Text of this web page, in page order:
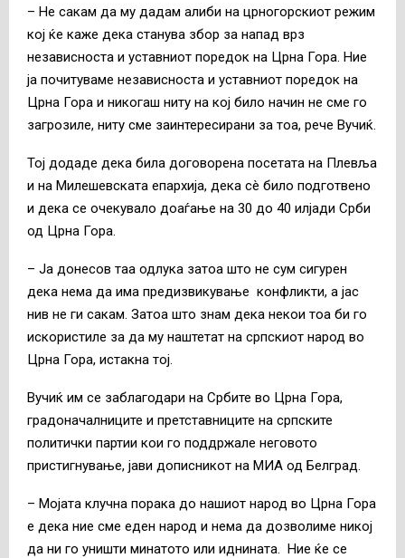
– Не сакам да му дадам алиби на црногорскиот режим
кој ќе каже дека станува збор за напад врз
независноста и уставниот поредок на Црна Гора. Ние
ја почитуваме независноста и уставниот поредок на
Црна Гора и никогаш ниту на кој било начин не сме го
загрозиле, ниту сме заинтересирани за тоа, рече Вучиќ.
Тој додаде дека била договорена посетата на Плевља
и на Милешевската епархија, дека сè било подготвено
и дека се очекувало доаѓање на 30 до 40 илјади Срби
од Црна Гора.
– Ја донесов таа одлука затоа што не сум сигурен
дека нема да има предизвикување конфликти, а јас
нив не ги сакам. Затоа што знам дека некои тоа би го
искористиле за да му наштетат на српскиот народ во
Црна Гора, истакна тој.
Вучиќ им се заблагодари на Србите во Црна Гора,
градоначалниците и претставниците на српските
политички партии кои го поддржале неговото
пристигнување, јави дописникот на МИА од Белград.
– Мојата клучна порака до нашиот народ во Црна Гора
е дека ние сме еден народ и нема да дозволиме никој
да ни го уништи минатото или иднината. Ние ќе се